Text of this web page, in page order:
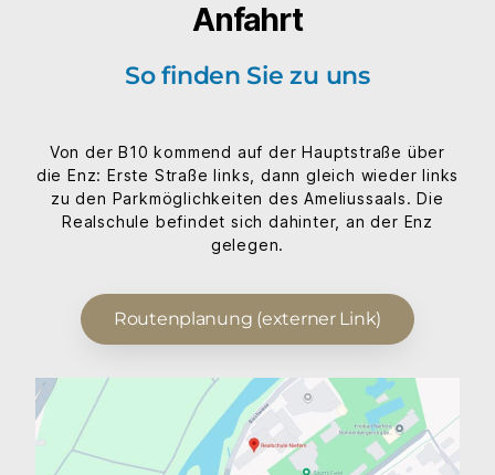
Anfahrt
So finden Sie zu uns
Von der B10 kommend auf der Hauptstraße über
die Enz: Erste Straße links, dann gleich wieder links
zu den Parkmöglichkeiten des Ameliussaals. Die
Realschule befindet sich dahinter, an der Enz
gelegen.
Routenplanung (externer Link)